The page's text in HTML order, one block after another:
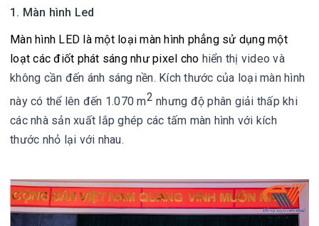
1. Màn hình Led
Màn hình LED là một loại màn hình phẳng sử dụng một
loạt các điốt phát sáng như pixel cho hiển thị video và
không cần đến ánh sáng nền. Kích thước của loại màn hình
này có thể lên đến 1.070 m2 nhưng độ phân giải thấp khi
các nhà sản xuất lắp ghép các tấm màn hình với kích
thước nhỏ lại với nhau.